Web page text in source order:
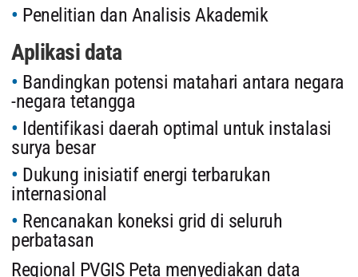
Penelitian dan Analisis Akademik
Aplikasi data
Bandingkan potensi matahari antara negara
-negara tetangga
Identifikasi daerah optimal untuk instalasi
surya besar
Dukung inisiatif energi terbarukan
internasional
Rencanakan koneksi grid di seluruh
perbatasan
Regional PVGIS Peta menyediakan data